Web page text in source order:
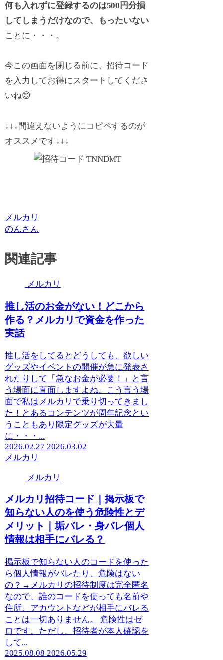
何も入れずに登録するのは500円分損
してしまうだけなので、もったいない
ことに・・・。
今この画面を閉じる前に、招待コード
を入力してお得にスタートしてくださ
いね😊
↓↓↓間違えないようにコピペするのが
オススメです↓↓↓
メルカリ
のんさん
関連記事
メルカリ
推し活のお金がない！どこから
作る？メルカリで資金を作った
実話
推し活をしてるとどうしても、欲しい
グッズやイベントの開催が急に発表さ
れたりして「急なお金が必要！」と言
う場面に直面しますよね。こう言う場
面で私はメルカリで乗り切ってきまし
た！とあるコンテンツが周年記念とい
うこともあり限定グッズが大量
に・・・...
2026.02.27 2026.03.02
メルカリ
メルカリ
メルカリ招待コード｜掲示板で
知らない人のを使う危険性とデ
メリット｜垢バレ・身バレ個人
情報は相手にバレる？
掲示板で知らない人のコードを使った
ら個人情報がバレたり、危険はない
の？→メルカリの招待制度は完全匿名
なので、誰のコードを使っても名前や
住所、アカウントなどが相手にバレる
ことは一切ありません。 危険性はゼ
ロです。ただし、招待者が本人確認を
して...
2025.08.08 2026.05.29